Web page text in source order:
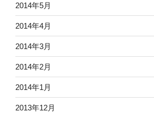
2014年5月
2014年4月
2014年3月
2014年2月
2014年1月
2013年12月